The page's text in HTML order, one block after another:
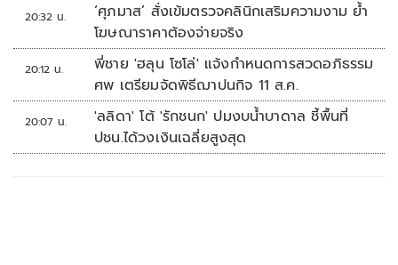
20:32 น.
‘ศุภมาส’ สั่งเข้มตรวจคลินิกเสริมความงาม ย้ำ
โฆษณาราคาต้องจ่ายจริง
20:12 น.
พี่ชาย 'ฮลุน โซโล่' แจ้งกำหนดการสวดอภิธรรม
ศพ เตรียมจัดพิธีฌาปนกิจ 11 ส.ค.
20:07 น.
'ลลิดา' โต้ 'รักชนก' ปมงบน้ำบาดาล ชี้พื้นที่
ปชน.ได้วงเงินเฉลี่ยสูงสุด